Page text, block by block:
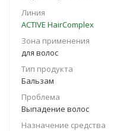
Линия
ACTIVE HairComplex
Зона применения
для волос
Тип продукта
Бальзам
Проблема
Выпадение волос
Назначение средства